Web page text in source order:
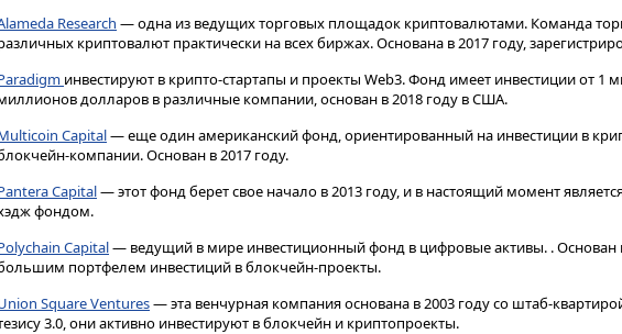
Research — одна из ведущих торговых площадок криптовалютами. Команда
криптовалют практически на всех биржах. Основана в 2017 году,
инвестируют в крипто-стартапы и проекты Web3. Фонд имеет инвестиции от 1
долларов в различные компании, основан в 2018 году в США.
Capital— еще один американский фонд, ориентированный на инвестиции в
компании. Основан в 2017 году.
Capital— этот фонд берет свое начало в 2013 году, и в настоящий момент
фондом.
Capital— ведущий в мире инвестиционный фонд в цифровые активы. . Основан
портфелем инвестиций в блокчейн-проекты.
Square Ventures— эта венчурная компания основана в 2003 году со штаб-
3.0, они активно инвестируют в блокчейн и криптопроекты.